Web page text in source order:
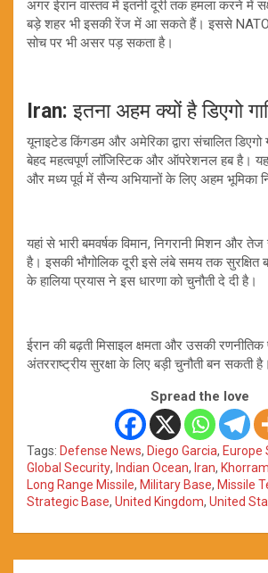
अगर ईरान वास्तव में इतनी दूरी तक हमला करने में
बड़े शहर भी इसकी रेंज में आ सकते हैं। इससे NATO
सोच पर भी असर पड़ सकता है।
Iran:इतना अहम क्यों है डिएगो
यूनाइटेड किंगडम और अमेरिका द्वारा संचालित डिएगो
बेहद महत्वपूर्ण लॉजिस्टिक और ऑपरेशनल हब है।
और मध्य पूर्व में सैन्य अभियानों के लिए अहम भूमिका
यहां से भारी बमवर्षक विमान, निगरानी मिशन और
है। इसकी भौगोलिक दूरी इसे लंबे समय तक सुरक्षित
के हालिया प्रयास ने इस धारणा को चुनौती दे दी है।
ईरान की बढ़ती मिसाइल क्षमता और उसकी
अंतरराष्ट्रीय सुरक्षा के लिए बड़ी चुनौती बन सकती है।
Spread the love
Tags: Defense News, Diego Garcia, Europe
Global Security, Indian Ocean, Iran,
Long Range Missile, Military Base, Missile
Strategic Base, United Kingdom, United